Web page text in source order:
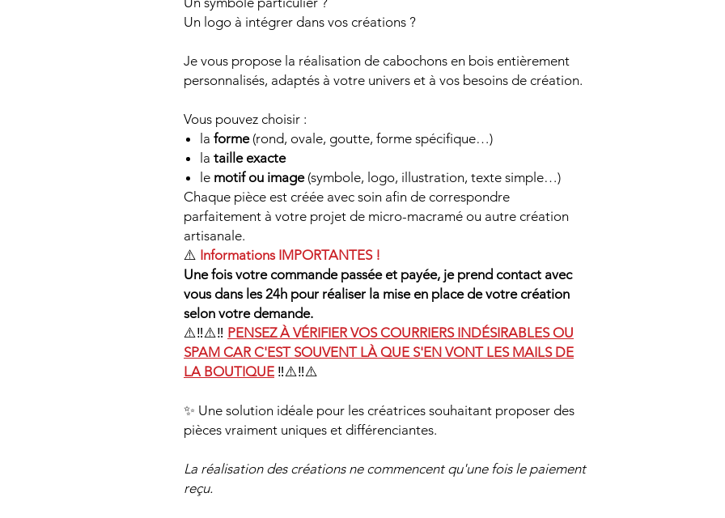
Un logo à intégrer dans vos créations ?
Je vous propose la réalisation de cabochons en bois entièrement
personnalisés, adaptés à votre univers et à vos besoins de création.
Vous pouvez choisir :
la forme(rond, ovale, goutte, forme spécifique…)
la taille exacte
le motif ou image(symbole, logo, illustration, texte simple…)
Chaque pièce est créée avec soin afin de correspondre
parfaitement à votre projet de micro-macramé ou autre création
artisanale.
⚠️ Informations IMPORTANTES !
Une fois votre commande passée et payée, je prend contact avec
vous dans les 24h pour réaliser la mise en place de votre création
selon votre demande.
⚠️‼️⚠️‼️ PENSEZ À VÉRIFIER VOS COURRIERS INDÉSIRABLES OU
SPAM CAR C'EST SOUVENT LÀ QUE S'EN VONT LES MAILS DE
LA BOUTIQUE ‼️⚠️‼️⚠️
✨ Une solution idéale pour les créatrices souhaitant proposer des
pièces vraiment uniques et différenciantes.
La réalisation des créations ne commencent qu'une fois le paiement
reçu.